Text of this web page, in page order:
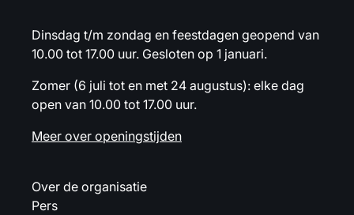
Dinsdag t/m zondag en feestdagen geopend van
10.00 tot 17.00 uur. Gesloten op 1 januari.
Zomer (6 juli tot en met 24 augustus): elke dag
open van 10.00 tot 17.00 uur.
Meer over openingstijden
Over de organisatie
Pers